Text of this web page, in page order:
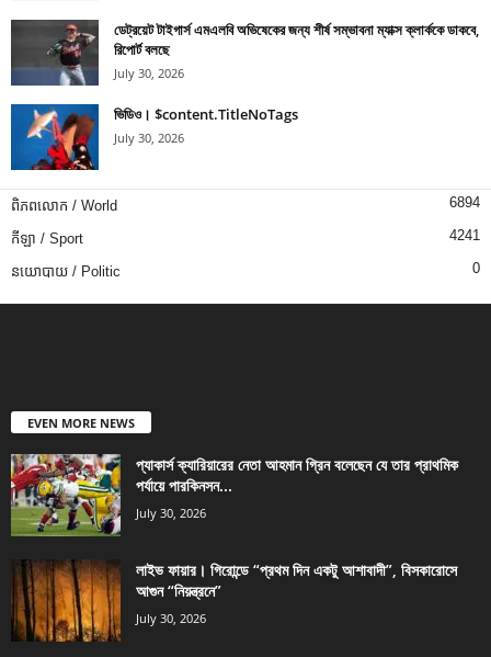
ডেট্রয়েট টাইগার্স এমএলবি অভিষেকের জন্য শীর্ষ সম্ভাবনা ম্যাক্স ক্লার্ককে ডাকবে,
রিপোর্ট বলছে
July 30, 2026
ভিডিও। $content.TitleNoTags
July 30, 2026
ពិភពលោក / World 6894
កីឡា / Sport 4241
នយោបាយ / Politic 0
EVEN MORE NEWS
প্যাকার্স ক্যারিয়ারের নেতা আহমান গ্রিন বলেছেন যে তার প্রাথমিক
পর্যায়ে পারকিনসন...
July 30, 2026
লাইভ ফায়ার। গিরোন্ডে “প্রথম দিন একটু আশাবাদী”, বিসকারোসে
আগুন “নিয়ন্ত্রনে”
July 30, 2026